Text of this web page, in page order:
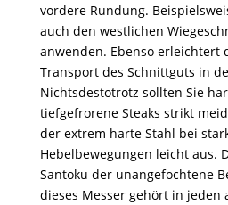
vordere Rundung.
auch den westlichen
anwenden. Ebenso erleichtert
Transport des Schnittguts in
Nichtsdestotrotz sollten Sie
tiefgefrorene Steaks strikt
der extrem harte Stahl bei
Hebelbewegungen leicht aus.
Santoku der unangefochtene
dieses Messer gehört in jeden